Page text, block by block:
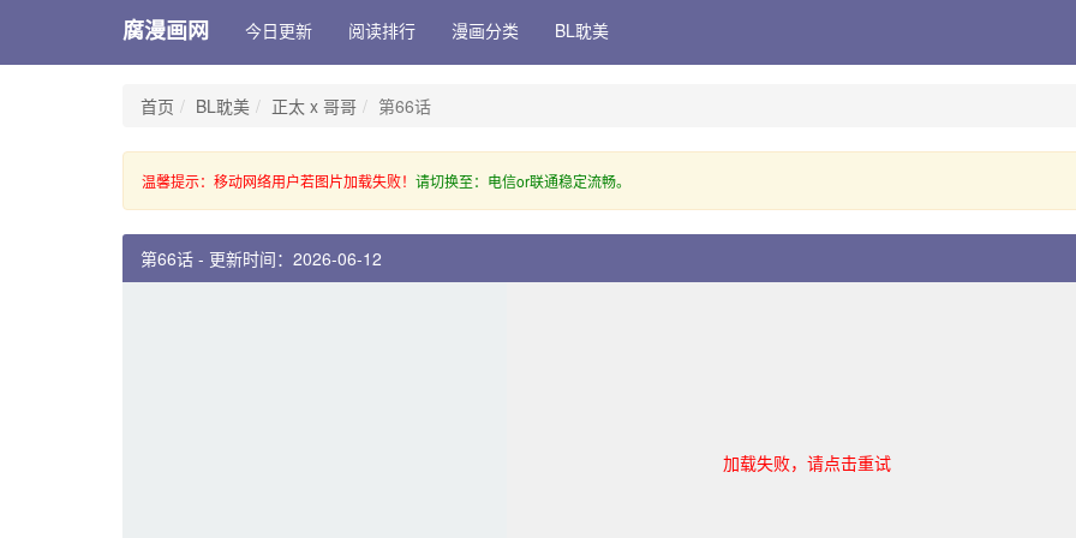
腐漫画网 今日更新 阅读排行 漫画分类 BL耽美
首页 BL耽美 正太 x 哥哥 第66话
温馨提示：移动网络用户若图片加载失败！ 请切换至：电信or联通稳定流畅。
第66话 - 更新时间：2026-06-12
加载失败，请点击重试